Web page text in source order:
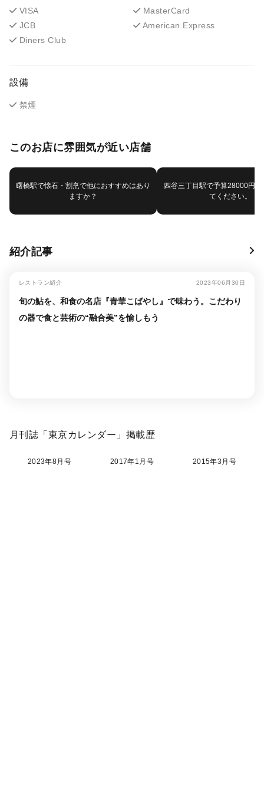
VISA
MasterCard
JCB
American Express
Diners Club
設備
禁煙
このお店に雰囲気が近い店舗
曙橋駅で懐石・割烹で他におすすめはあり
ますか？
四谷三丁目駅で予算28000円
てください。
紹介記事
レストラン紹介 2023年06月30日
旬の鮎を、和食の名店『青華こばやし』で味わう。こだわり
の器で食と芸術の“融合美”を愉しもう
月刊誌「東京カレンダー」掲載歴
2023年8月号 2017年1月号 2015年3月号